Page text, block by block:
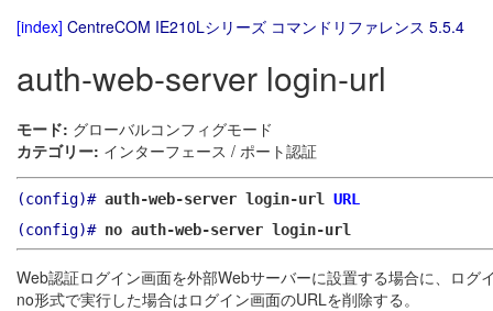
[index] CentreCOM IE210Lシリーズ コマンドリファレンス 5.5.4
auth-web-server login-url
モード: グローバルコンフィグモード
カテゴリー: インターフェース / ポート認証
(config)# auth-web-server login-url URL
(config)# no auth-web-server login-url
Web認証ログイン画面を外部Webサーバーに設置する場合に、ログ
no形式で実行した場合はログイン画面のURLを削除する。